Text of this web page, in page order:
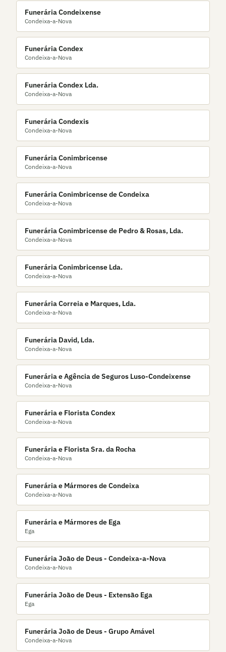
Funerária Condeixense
Condeixa-a-Nova
Funerária Condex
Condeixa-a-Nova
Funerária Condex Lda.
Condeixa-a-Nova
Funerária Condexis
Condeixa-a-Nova
Funerária Conimbricense
Condeixa-a-Nova
Funerária Conimbricense de Condeixa
Condeixa-a-Nova
Funerária Conimbricense de Pedro & Rosas, Lda.
Condeixa-a-Nova
Funerária Conimbricense Lda.
Condeixa-a-Nova
Funerária Correia e Marques, Lda.
Condeixa-a-Nova
Funerária David, Lda.
Condeixa-a-Nova
Funerária e Agência de Seguros Luso-Condeixense
Condeixa-a-Nova
Funerária e Florista Condex
Condeixa-a-Nova
Funerária e Florista Sra. da Rocha
Condeixa-a-Nova
Funerária e Mármores de Condeixa
Condeixa-a-Nova
Funerária e Mármores de Ega
Ega
Funerária João de Deus - Condeixa-a-Nova
Condeixa-a-Nova
Funerária João de Deus - Extensão Ega
Ega
Funerária João de Deus - Grupo Amável
Condeixa-a-Nova